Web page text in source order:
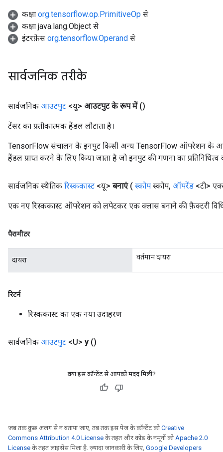
कक्षा org.tensorflow.op.PrimitiveOp से
कक्षा java.lang.Object से
इंटरफ़ेस org.tensorflow.Operand से
सार्वजनिक तरीके
सार्वजनिक आउटपुट <यू> आउटपुट के रूप में ()
टेंसर का प्रतीकात्मक हैंडल लौटाता है।
TensorFlow संचालन के इनपुट किसी अन्य TensorFlow ऑपरेशन के
हैंडल प्राप्त करने के लिए किया जाता है जो इनपुट की गणना का प्रतिनिधित्व
सार्वजनिक स्थैतिक रिस्ककास्ट <यू> बनाएं ( स्कोप स्कोप, ऑपरेंड <टी>
एक नए रिस्ककास्ट ऑपरेशन को लपेटकर एक क्लास बनाने की फ़ैक्टरी
पैरामीटर
दायरा वर्तमान दायरा
रिटर्न
रिस्ककास्ट का एक नया उदाहरण
सार्वजनिक आउटपुट <U> y ()
क्या इस कॉन्टेंट से आपको मदद मिली?
जब तक कुछ अलग से न बताया जाए, तब तक इस पेज के कॉन्टेंट कोCreative
Commons Attribution 4.0 License के तहत और कोड के नमूनों कोApache 2.0
License के तहत लाइसेंस मिला है. ज़्यादा जानकारी के लिए, Google Developers